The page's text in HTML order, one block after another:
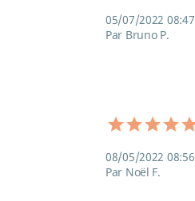
05/07/2022 08:47
Par Bruno P.
08/05/2022 08:56
Par Noël F.